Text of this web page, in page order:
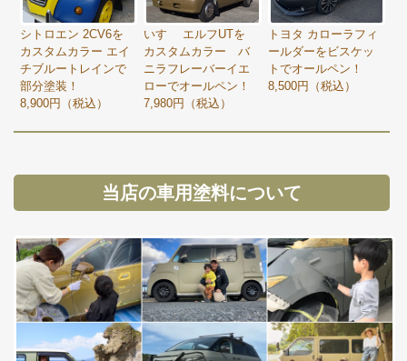
シトロエン 2CV6を
カスタムカラー エイ
チブルートレインで
部分塗装！
8,900円（税込）
いすゞ エルフUTを
カスタムカラー バ
ニラフレーバーイエ
ローでオールペン！
7,980円（税込）
トヨタ カローラフィ
ールダーをビスケッ
トでオールペン！
8,500円（税込）
当店の車用塗料について